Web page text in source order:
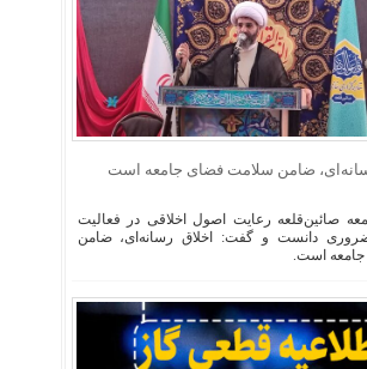
ضامن سلامت فضای جامعه است
صائین‌قلعه رعایت اصول اخلاقی در فعالیت
دانست و گفت: اخلاق رسانه‌ای، ضامن
است.